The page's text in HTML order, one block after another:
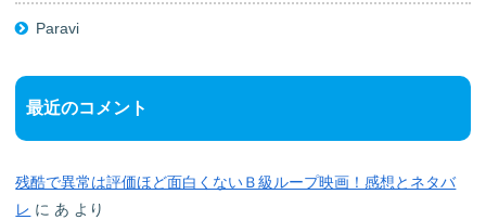
Paravi
最近のコメント
残酷で異常は評価ほど面白くないＢ級ループ映画！感想とネタバ
レ に あ より